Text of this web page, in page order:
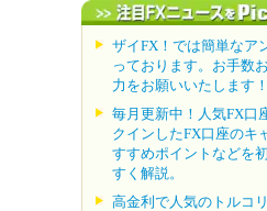
ザイFX！では簡単なア
っております。お手数
力をお願いいたします！
毎月更新中！人気FX口
クインしたFX口座のキ
すすめポイントなどを
すく解説。
高金利で人気のトルコ